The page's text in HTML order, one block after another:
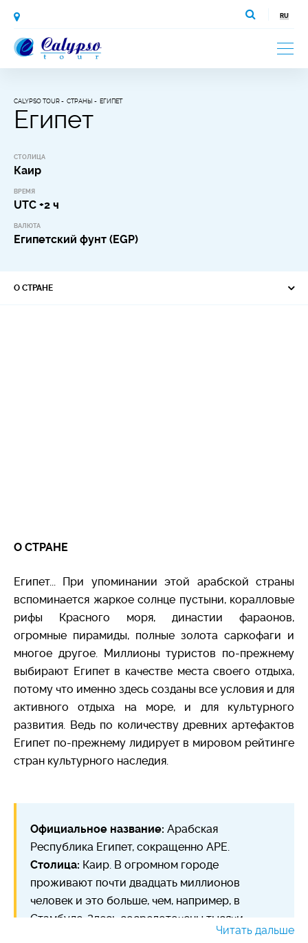
CALYPSO TOUR СТРАНЫ ЕГИПЕТ
Египет
СТОЛИЦА
Каир
ВРЕМЯ
UTC +2 ч
ВАЛЮТА
Египетский фунт (EGP)
О СТРАНЕ
О СТРАНЕ
Египет... При упоминании этой арабской страны
вспоминается жаркое солнце пустыни, коралловые
рифы Красного моря, династии фараонов,
огромные пирамиды, полные золота саркофаги и
многое другое. Миллионы туристов по-прежнему
выбирают Египет в качестве места своего отдыха,
потому что именно здесь созданы все условия и для
активного отдыха на море, и для культурного
развития. Ведь по количеству древних артефактов
Египет по-прежнему лидирует в мировом рейтинге
стран культурного наследия.
Официальное название: Арабская
Республика Египет, сокращенно АРЕ.
Столица: Каир. В огромном городе
проживают почти двадцать миллионов
человек и это больше, чем, например, в
Стамбуле. Здесь сосредоточены тысячи
архитектурных памятников, музеев и прочих
Читать дальше